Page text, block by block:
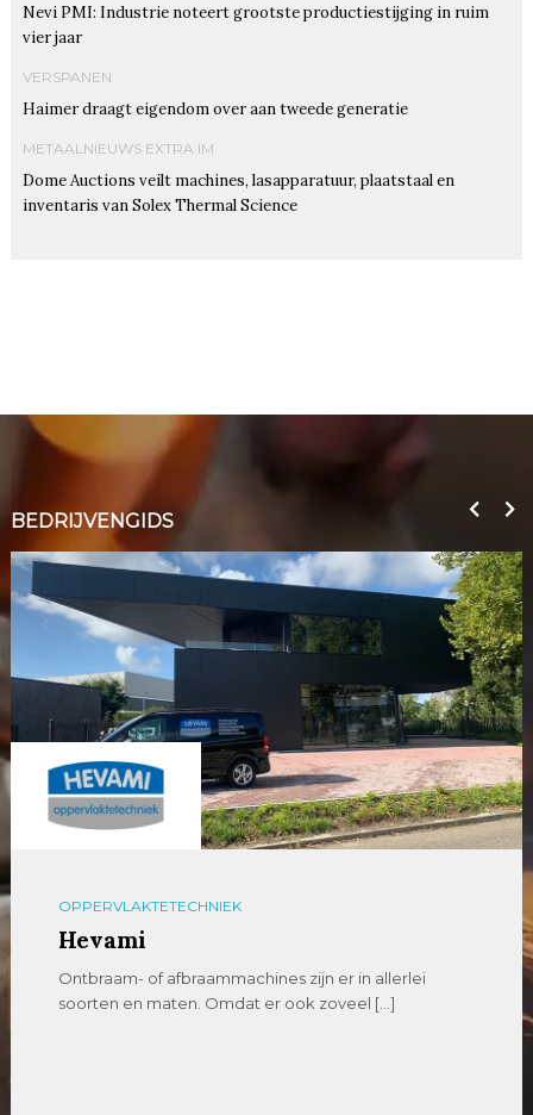
Nevi PMI: Industrie noteert grootste productiestijging in ruim
vier jaar
VERSPANEN
Haimer draagt eigendom over aan tweede generatie
METAALNIEUWS EXTRA IM
Dome Auctions veilt machines, lasapparatuur, plaatstaal en
inventaris van Solex Thermal Science
BEDRIJVENGIDS
OPPERVLAKTETECHNIEK
Hevami
Ontbraam- of afbraammachines zijn er in allerlei
soorten en maten. Omdat er ook zoveel […]